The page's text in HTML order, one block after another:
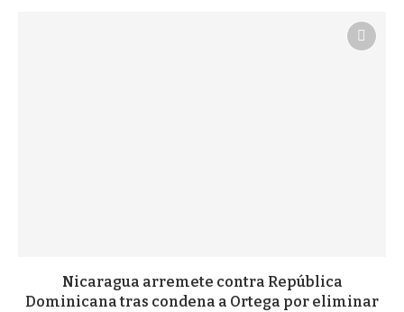
Nicaragua arremete contra República
Dominicana tras condena a Ortega por eliminar